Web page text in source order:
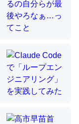
してて両方に不
て面白い。海に
のか？
虫はなぜ海にいな